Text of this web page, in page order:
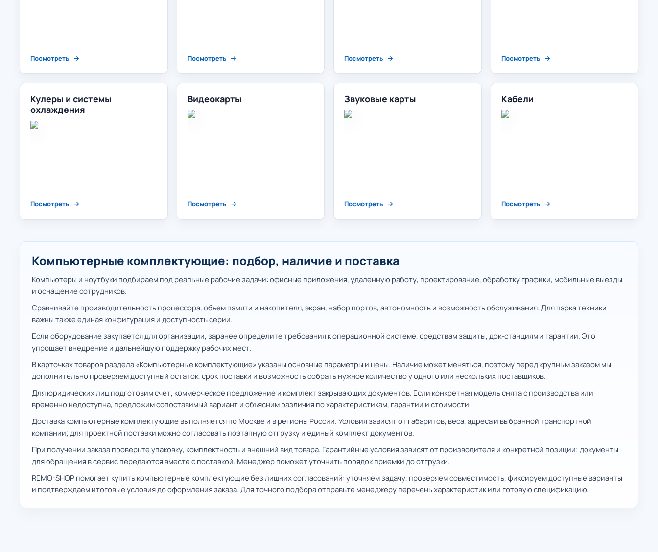
Посмотреть Посмотреть Посмотреть Посмотреть
Кулеры и системы
охлаждения
Посмотреть
Видеокарты
Посмотреть
Звуковые карты
Посмотреть
Кабели
Посмотреть
Компьютерные комплектующие: подбор, наличие и поставка
Компьютеры и ноутбуки подбираем под реальные рабочие задачи: офисные приложения, удаленную работу, проектирование, обработку графики, мобильные выезды
и оснащение сотрудников.
Сравнивайте производительность процессора, объем памяти и накопителя, экран, набор портов, автономность и возможность обслуживания. Для парка техники
важны также единая конфигурация и доступность серии.
Если оборудование закупается для организации, заранее определите требования к операционной системе, средствам защиты, док-станциям и гарантии. Это
упрощает внедрение и дальнейшую поддержку рабочих мест.
В карточках товаров раздела «Компьютерные комплектующие» указаны основные параметры и цены. Наличие может меняться, поэтому перед крупным заказом мы
дополнительно проверяем доступный остаток, срок поставки и возможность собрать нужное количество у одного или нескольких поставщиков.
Для юридических лиц подготовим счет, коммерческое предложение и комплект закрывающих документов. Если конкретная модель снята с производства или
временно недоступна, предложим сопоставимый вариант и объясним различия по характеристикам, гарантии и стоимости.
Доставка компьютерные комплектующие выполняется по Москве и в регионы России. Условия зависят от габаритов, веса, адреса и выбранной транспортной
компании; для проектной поставки можно согласовать поэтапную отгрузку и единый комплект документов.
При получении заказа проверьте упаковку, комплектность и внешний вид товара. Гарантийные условия зависят от производителя и конкретной позиции; документы
для обращения в сервис передаются вместе с поставкой. Менеджер поможет уточнить порядок приемки до отгрузки.
REMO-SHOP помогает купить компьютерные комплектующие без лишних согласований: уточняем задачу, проверяем совместимость, фиксируем доступные варианты
и подтверждаем итоговые условия до оформления заказа. Для точного подбора отправьте менеджеру перечень характеристик или готовую спецификацию.